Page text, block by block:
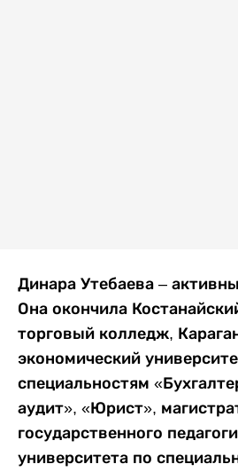
Динара Утебаева –
Она окончила
торговый колледж,
экономический
специальностям
аудит», «Юрист»,
государственного
университета по